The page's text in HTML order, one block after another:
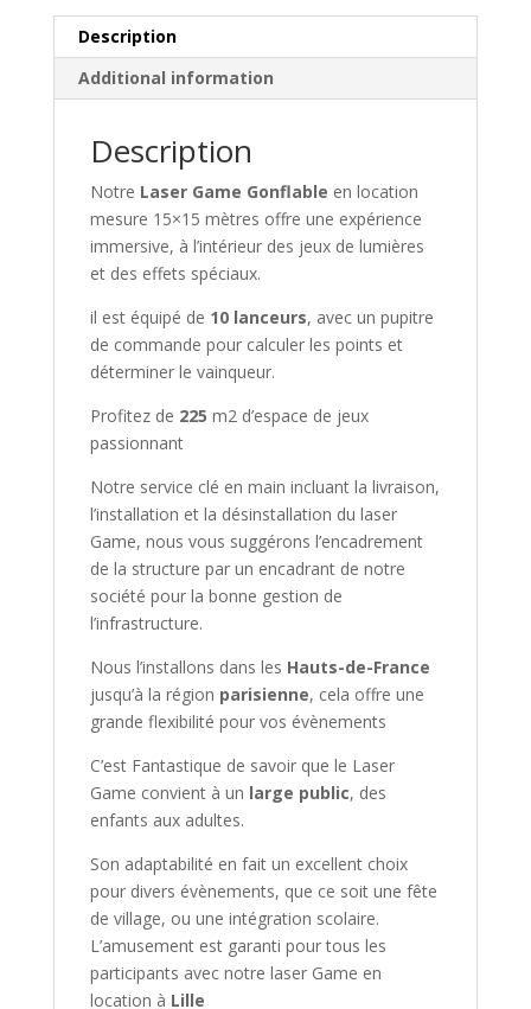
Description
Additional information
Description
Notre Laser Game Gonflable en location
mesure 15×15 mètres offre une expérience
immersive, à l’intérieur des jeux de lumières
et des effets spéciaux.
il est équipé de 10 lanceurs, avec un pupitre
de commande pour calculer les points et
déterminer le vainqueur.
Profitez de 225 m2 d’espace de jeux
passionnant
Notre service clé en main incluant la livraison,
l’installation et la désinstallation du laser
Game, nous vous suggérons l’encadrement
de la structure par un encadrant de notre
société pour la bonne gestion de
l’infrastructure.
Nous l’installons dans les Hauts-de-France
jusqu’à la région parisienne, cela offre une
grande flexibilité pour vos évènements
C’est Fantastique de savoir que le Laser
Game convient à un large public, des
enfants aux adultes.
Son adaptabilité en fait un excellent choix
pour divers évènements, que ce soit une fête
de village, ou une intégration scolaire.
L’amusement est garanti pour tous les
participants avec notre laser Game en
location à Lille